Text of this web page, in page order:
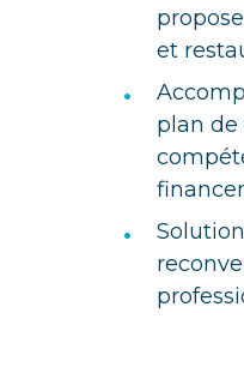
et
•
plan
•